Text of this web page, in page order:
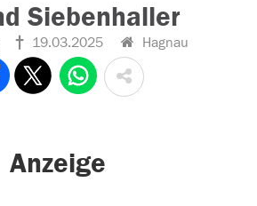
Siebenhaller
19.03.2025 Hagnau
Anzeige